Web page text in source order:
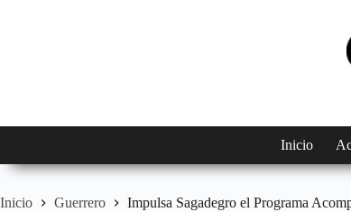
Inicio
Inicio Guerrero Impulsa Sagadegro el Programa